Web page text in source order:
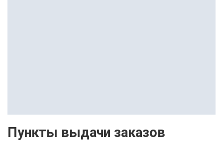
Пункты выдачи заказов